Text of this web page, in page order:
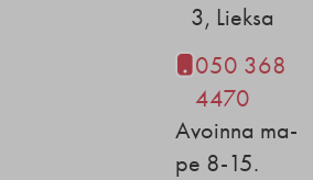
3, Lieksa
050 368
4470
Avoinna ma-
pe 8-15.